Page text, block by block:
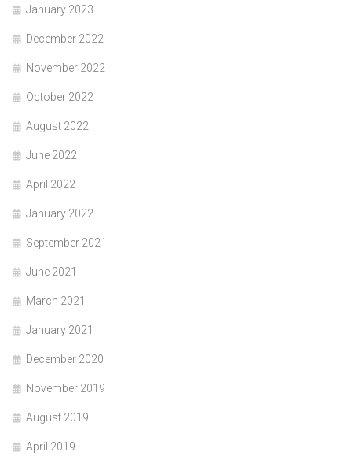
January 2023
December 2022
November 2022
October 2022
August 2022
June 2022
April 2022
January 2022
September 2021
June 2021
March 2021
January 2021
December 2020
November 2019
August 2019
April 2019